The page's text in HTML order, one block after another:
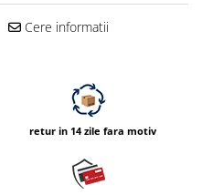
Cere informatii
retur in 14 zile fara motiv